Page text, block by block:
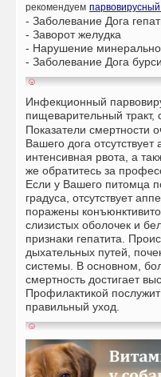
рекомендуем
- Заболевание Дога
- Заворот желудка
- Нарушение
- Заболевание Дога б
Инфекционный
пищеварительный тракт,
Показатели смертности
Вашего дога отсутствует
интенсивная рвота, а
же обратитесь за
Если у Вашего питомца
градуса, отсутствует
поражены
слизистых оболочек и
признаки гепатита.
дыхательных путей,
системы. В основном,
смертность достигает
Профилактикой
правильный уход.